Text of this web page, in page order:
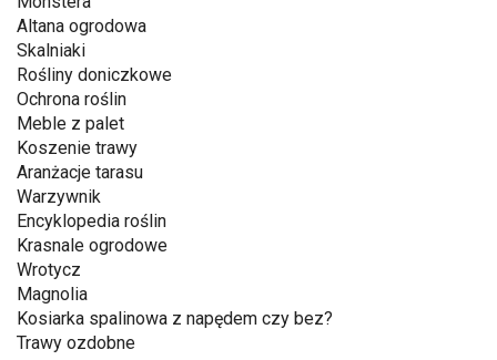
Altana ogrodowa
Skalniaki
Rośliny doniczkowe
Ochrona roślin
Meble z palet
Koszenie trawy
Aranżacje tarasu
Warzywnik
Encyklopedia roślin
Krasnale ogrodowe
Wrotycz
Magnolia
Kosiarka spalinowa z napędem czy bez?
Trawy ozdobne